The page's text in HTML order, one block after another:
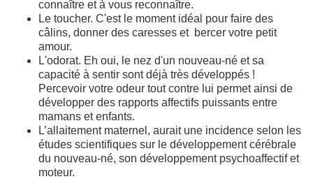
connaître et à vous reconnaître.
Le toucher. C'est le moment idéal pour faire des
câlins, donner des caresses et bercer votre petit
amour.
L'odorat. Eh oui, le nez d'un nouveau-né et sa
capacité à sentir sont déjà très développés !
Percevoir votre odeur tout contre lui permet ainsi de
développer des rapports affectifs puissants entre
mamans et enfants.
L’allaitement maternel, aurait une incidence selon les
études scientifiques sur le développement cérébrale
du nouveau-né, son développement psychoaffectif et
moteur.